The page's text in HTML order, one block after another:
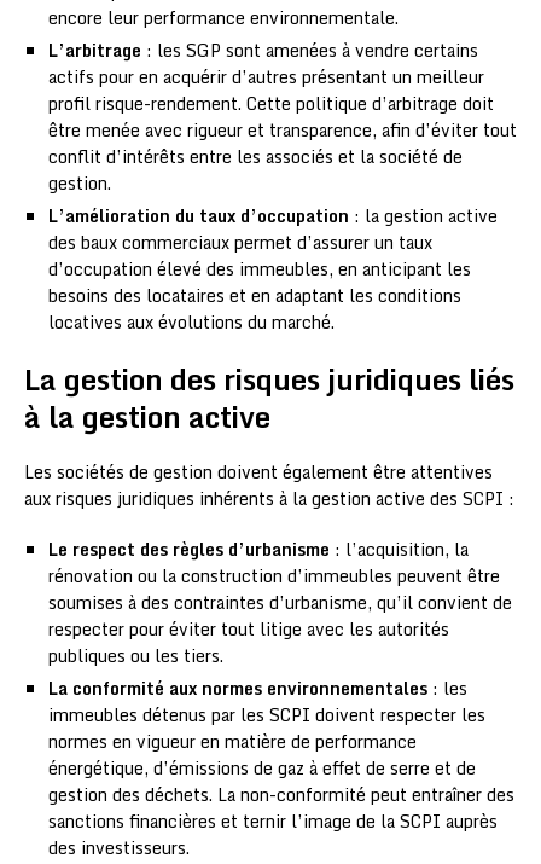
encore leur performance environnementale.
L’arbitrage : les SGP sont amenées à vendre certains
actifs pour en acquérir d’autres présentant un meilleur
profil risque-rendement. Cette politique d’arbitrage doit
être menée avec rigueur et transparence, afin d’éviter tout
conflit d’intérêts entre les associés et la société de
gestion.
L’amélioration du taux d’occupation : la gestion active
des baux commerciaux permet d’assurer un taux
d’occupation élevé des immeubles, en anticipant les
besoins des locataires et en adaptant les conditions
locatives aux évolutions du marché.
La gestion des risques juridiques liés
à la gestion active
Les sociétés de gestion doivent également être attentives
aux risques juridiques inhérents à la gestion active des SCPI :
Le respect des règles d’urbanisme : l’acquisition, la
rénovation ou la construction d’immeubles peuvent être
soumises à des contraintes d’urbanisme, qu’il convient de
respecter pour éviter tout litige avec les autorités
publiques ou les tiers.
La conformité aux normes environnementales : les
immeubles détenus par les SCPI doivent respecter les
normes en vigueur en matière de performance
énergétique, d’émissions de gaz à effet de serre et de
gestion des déchets. La non-conformité peut entraîner des
sanctions financières et ternir l’image de la SCPI auprès
des investisseurs.